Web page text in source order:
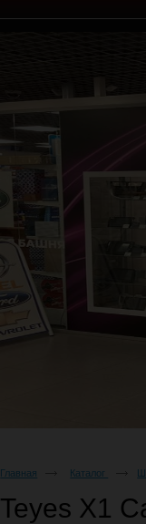
Главная Каталог
Teyes X1